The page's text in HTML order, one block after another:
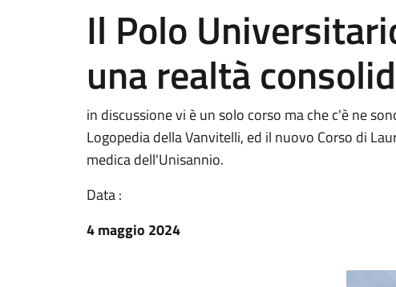
Il Polo
una realtà
in discussione vi è un solo corso ma che c'è ne
Logopedia della Vanvitelli, ed il nuovo Corso di
medica dell'Unisannio.
Data :
4 maggio 2024